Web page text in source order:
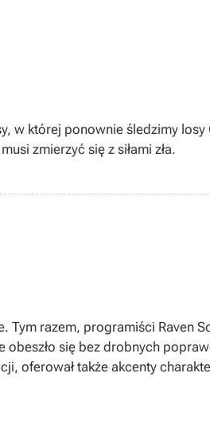
w której ponownie śledzimy
zmierzyć się z siłami zła.
Tym razem, programiści Raven
się bez drobnych
oferował także akcenty